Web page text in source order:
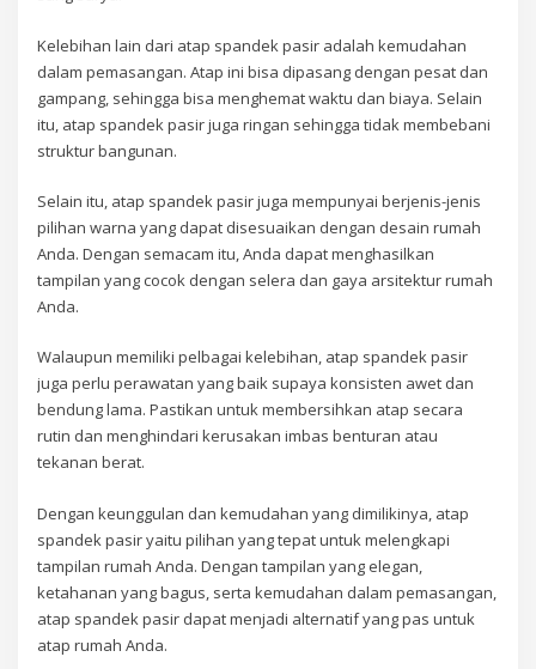
Kelebihan lain dari atap spandek pasir adalah kemudahan
dalam pemasangan. Atap ini bisa dipasang dengan pesat dan
gampang, sehingga bisa menghemat waktu dan biaya. Selain
itu, atap spandek pasir juga ringan sehingga tidak membebani
struktur bangunan.
Selain itu, atap spandek pasir juga mempunyai berjenis-jenis
pilihan warna yang dapat disesuaikan dengan desain rumah
Anda. Dengan semacam itu, Anda dapat menghasilkan
tampilan yang cocok dengan selera dan gaya arsitektur rumah
Anda.
Walaupun memiliki pelbagai kelebihan, atap spandek pasir
juga perlu perawatan yang baik supaya konsisten awet dan
bendung lama. Pastikan untuk membersihkan atap secara
rutin dan menghindari kerusakan imbas benturan atau
tekanan berat.
Dengan keunggulan dan kemudahan yang dimilikinya, atap
spandek pasir yaitu pilihan yang tepat untuk melengkapi
tampilan rumah Anda. Dengan tampilan yang elegan,
ketahanan yang bagus, serta kemudahan dalam pemasangan,
atap spandek pasir dapat menjadi alternatif yang pas untuk
atap rumah Anda.